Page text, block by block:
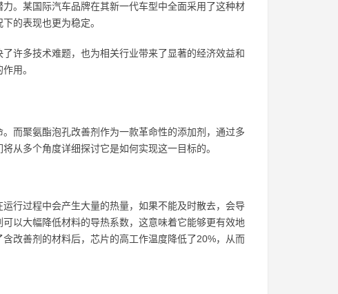
。某国际汽车品牌在其新一代车型中全面采用了这种材
的表现也更为稳定。
许多技术难题，也为相关行业带来了显著的经济效益和
用。
而聚氨酯泡孔改善剂作为一款革命性的添加剂，通过多
从多个角度详细探讨它是如何实现这一目标的。
行过程中会产生大量的热量，如果不能及时散去，会导
以大幅降低材料的导热系数，这意味着它能够更有效地
改善剂的材料后，芯片的高工作温度降低了20%，从而